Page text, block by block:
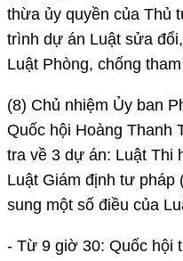
thừa ủy quyền của Thủ
trình dự án Luật sửa
Luật Phòng, chống
(8) Chủ nhiệm Ủy ban
Quốc hội Hoàng Thanh
tra về 3 dự án: Luật Thi
Luật Giám định tư
sung một số điều của
- Từ 9 giờ 30: Quốc hội